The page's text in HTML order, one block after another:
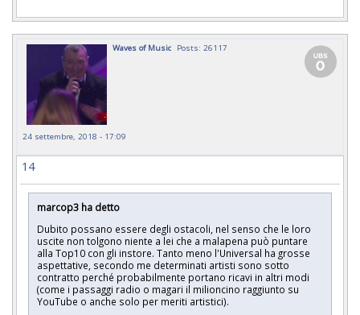
Waves of Music Posts: 26117
24 settembre, 2018 - 17:09
14
marcop3 ha detto
Dubito possano essere degli ostacoli, nel senso che le loro
uscite non tolgono niente a lei che a malapena può puntare
alla Top10 con gli instore. Tanto meno l'Universal ha grosse
aspettative, secondo me determinati artisti sono sotto
contratto perché probabilmente portano ricavi in altri modi
(come i passaggi radio o magari il milioncino raggiunto su
YouTube o anche solo per meriti artistici).